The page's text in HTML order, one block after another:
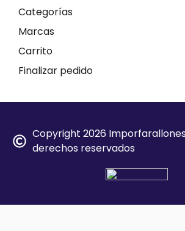
Categorías
Marcas
Carrito
Finalizar pedido
Copyright 2026 Imporfarallones
derechos reservados